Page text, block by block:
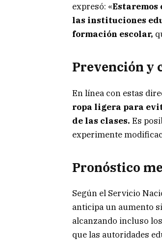
expresó: «
las instituciones
formación escolar,
Prevención y
En línea con estas
ropa ligera para
de las clases. Es
experimente
Pronóstico
Según el Servicio
anticipa un aumento
alcanzando incluso
que las autoridades